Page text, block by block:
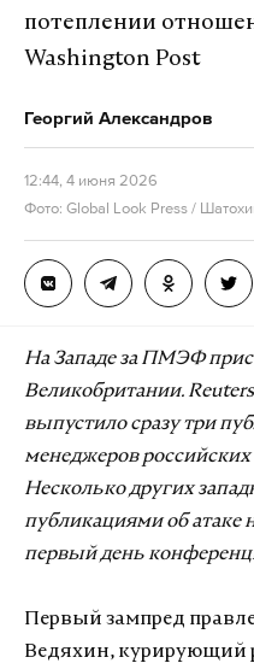
потеплении
Washington Post
Георгий Александров
12:44, 4 июня 2026
Фото: Global Look Press /
На Западе за ПМЭФ
Великобритании.
выпустило сразу три
менеджеров
Несколько других
публикациями об атаке
первый день
Первый зампред
Ведяхин, курирующий